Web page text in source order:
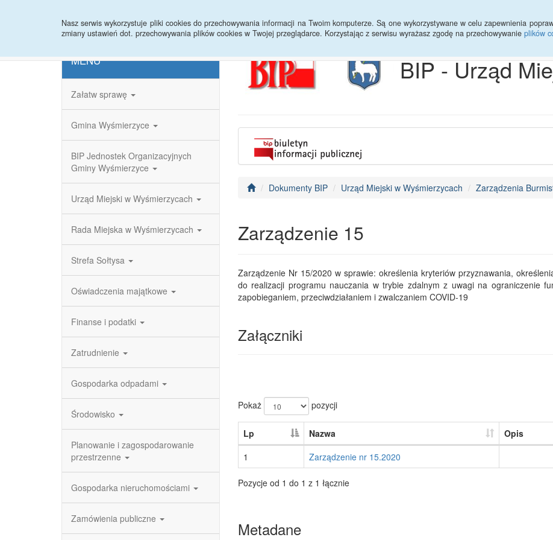
Nasz serwis wykorzystuje pliki cookies do przechowywania informacji na Twoim komputerze. Są one wykorzystywane w celu zapewnienia
zmiany ustawień dot. przechowywania plików cookies w Twojej przeglądarce. Korzystając z serwisu wyrażasz zgodę na przechowywanie plików
MENU
Załatw sprawę
Gmina Wyśmierzyce
BIP Jednostek Organizacyjnych
Gminy Wyśmierzyce
Urząd Miejski w Wyśmierzycach
Rada Miejska w Wyśmierzycach
Strefa Sołtysa
Oświadczenia majątkowe
Finanse i podatki
Zatrudnienie
Gospodarka odpadami
Środowisko
Planowanie i zagospodarowanie
przestrzenne
Gospodarka nieruchomościami
Zamówienia publiczne
BIP - Urząd
Dokumenty BIP Urząd Miejski w Wyśmierzycach Zarządzenia
Zarządzenie 15
Zarządzenie Nr 15/2020 w sprawie: określenia kryteriów przyznawania,
do realizacji programu nauczania w trybie zdalnym z uwagi na ograniczenie
zapobieganiem, przeciwdziałaniem i zwalczaniem COVID-19
Załączniki
Pokaż pozycji
Lp Nazwa Opis
1
Zarządzenie nr 15.2020
Pozycje od 1 do 1 z 1 łącznie
Metadane